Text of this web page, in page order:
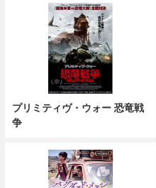
プリミティヴ・ウォー 恐竜戦
争